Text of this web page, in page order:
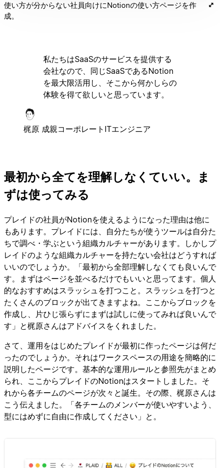
使い方が分からない社員向けにNotionの使い方ページを作
成。
私たちはSaaSのサービスを提供する
会社なので、同じSaaSであるNotion
を最大限活用し、そこから何かしらの
体験を得て欲しいと思っています。
梶原 成親コーポレートITエンジニア
最初から全てを理解しなくていい。ま
ずは使ってみる
プレイドの社員がNotionを使えるようになった理由は他に
もあります。プレイドには、自分たちが使うツールは自分た
ちで調べ・学ぶという組織カルチャーがあります。しかしプ
レイドのような組織カルチャーを持たない会社はどうすれば
いいのでしょうか。「最初から全部理解しなくても良いんで
す。まずはページを並べるだけでもいいと思ってます。個人
的なおすすめはスラッシュを打つこと。スラッシュを打つと
たくさんのブロックが出てきますよね。ここからブロックを
作成し、片ひじ張らずにまずは試しに使ってみれば良いんで
す」と梶原さんはアドバイスをくれました。
さて、運用をはじめたプレイドが最初に作ったページは何だ
ったのでしょうか。それはワークスペースの用途を簡略的に
説明したページです。基本的な運用ルールと参照先がまとめ
られ、ここからプレイドのNotionはスタートしました。そ
れから各チームのページが次々と誕生。その際、梶原さんは
こう伝えました。「各チームのメンバーが使いやすいよう、
型にはめずに自由に作成してください」と。